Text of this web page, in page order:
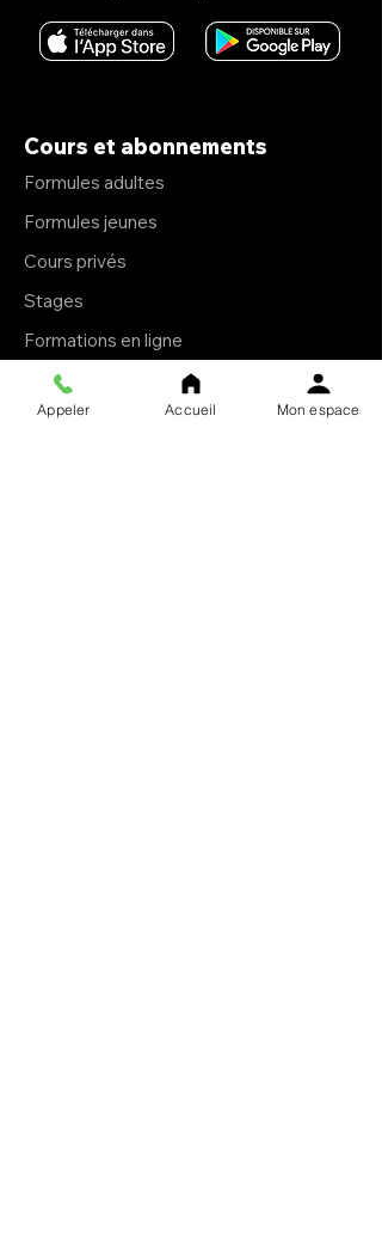
Cours et abonnements
Formules adultes
Formules jeunes
Cours privés
Stages
Formations en ligne
E-books
Livres brochés
Appeler Accueil Mon espace